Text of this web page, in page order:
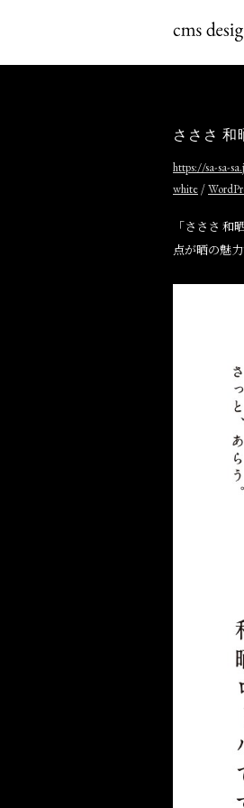
さささ 和
https://sa-sa-
white /
「さささ
点が晒の魅